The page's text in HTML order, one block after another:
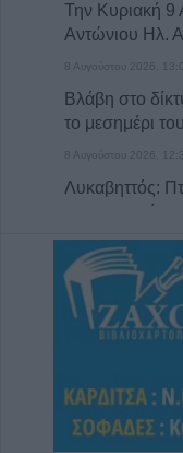
Την Κυριακή 9
Αντώνιου Ηλ.
8 Αυγούστου 2026,
Βλάβη στο
το μεσημέρι
8 Αυγούστου 2026,
Λυκαβηττός:
προχωρημένη
στους Αγίους
8 Αυγούστου 2026,
Απάτη με
στη
“Take a
coffee!”